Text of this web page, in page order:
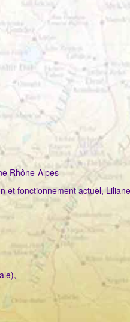
Rhône-Alpes
et fonctionnement actuel, Liliane